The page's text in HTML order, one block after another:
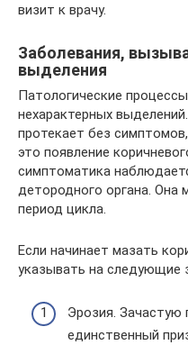
визит к врачу.
Заболевания,
выделения
Патологические
нехарактерных
протекает без
это появление
симптоматика
детородного органа.
период цикла.
Если начинает мазать
указывать на следующие
Эрозия. Зачастую
единственный